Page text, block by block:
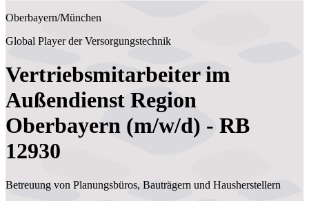
Oberbayern/München
Global Player der Versorgungstechnik
Vertriebsmitarbeiter im
Außendienst Region
Oberbayern (m/w/d) - RB
12930
Betreuung von Planungsbüros, Bauträgern und Hausherstellern